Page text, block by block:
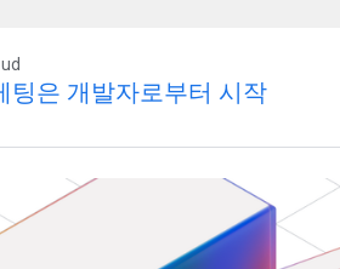
팅은 개발자로부터 시작